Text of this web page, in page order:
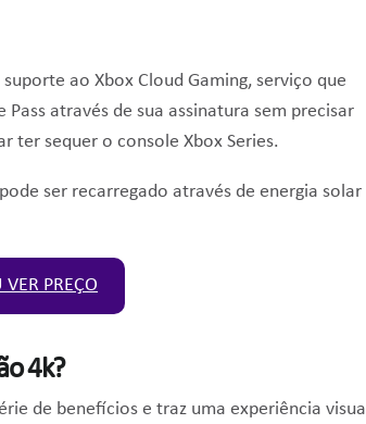
ao Xbox Cloud Gaming, serviço que
através de sua assinatura sem precisar
ter sequer o console Xbox Series.
ser recarregado através de energia solar
PREÇO
4k?
de benefícios e traz uma experiência visual